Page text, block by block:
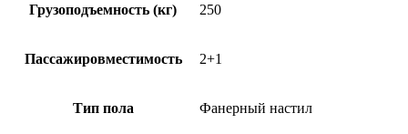
Грузоподъемность (кг) 250
Пассажировместимость 2+1
Тип пола Фанерный настил